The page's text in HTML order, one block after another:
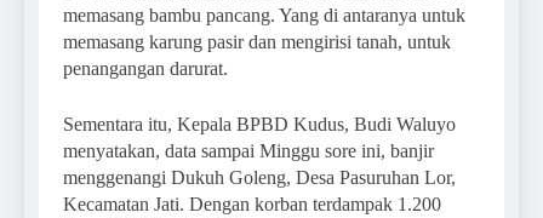
memasang bambu pancang. Yang di antaranya untuk
memasang karung pasir dan mengirisi tanah, untuk
penangangan darurat.
Sementara itu, Kepala BPBD Kudus, Budi Waluyo
menyatakan, data sampai Minggu sore ini, banjir
menggenangi Dukuh Goleng, Desa Pasuruhan Lor,
Kecamatan Jati. Dengan korban terdampak 1.200